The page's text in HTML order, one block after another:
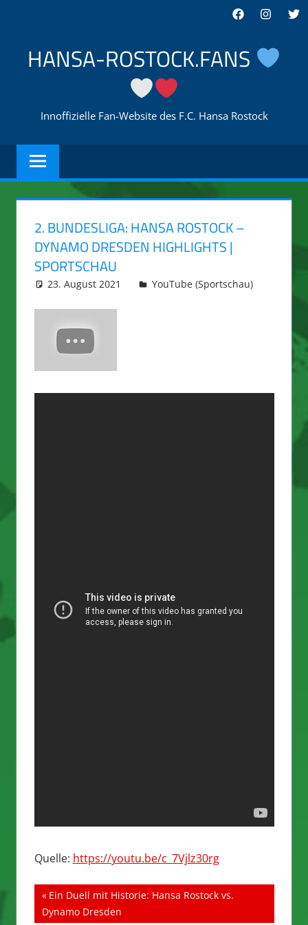
springen
Facebook
HANSA-ROSTOCK.FANS
Innoffizielle Fan-Website des F.C. Hansa Rostock
2. BUNDESLIGA: HANSA ROSTOCK –
DYNAMO DRESDEN HIGHLIGHTS |
SPORTSCHAU
23. August 2021 integromat
YouTube (Sportschau)
Quelle: https://youtu.be/c_7Vjlz30rg
Beitragsnavigation
Vorheriger
Beitrag:
Ein Duell mit Historie: Hansa Rostock vs.
Dynamo Dresden